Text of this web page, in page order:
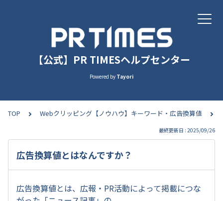
【公式】PR TIMESヘルプセンター
Powered by Tayori
TOP Webクリッピング【ノウハウ】キーワード・広告換算値
最終更新日 : 2025/09/26
広告換算値とはなんですか？
広告換算値とは、広報・PR活動によって掲載につな